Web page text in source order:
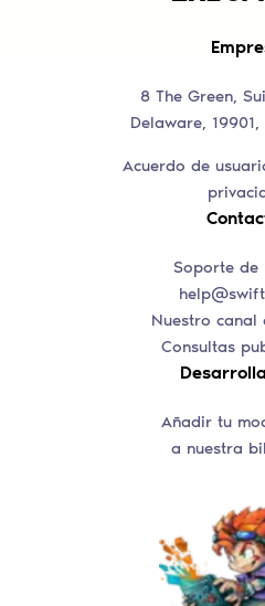
8 The Green,
Delaware,
Acuerdo de
Soporte de
Nuestro canal
Consultas
Añadir tu
a nuestra